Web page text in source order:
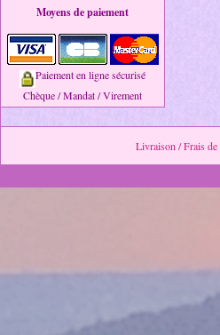
Moyens de paiement
Paiement en ligne sécurisé
Chèque / Mandat / Virement
Livraison / Frais de